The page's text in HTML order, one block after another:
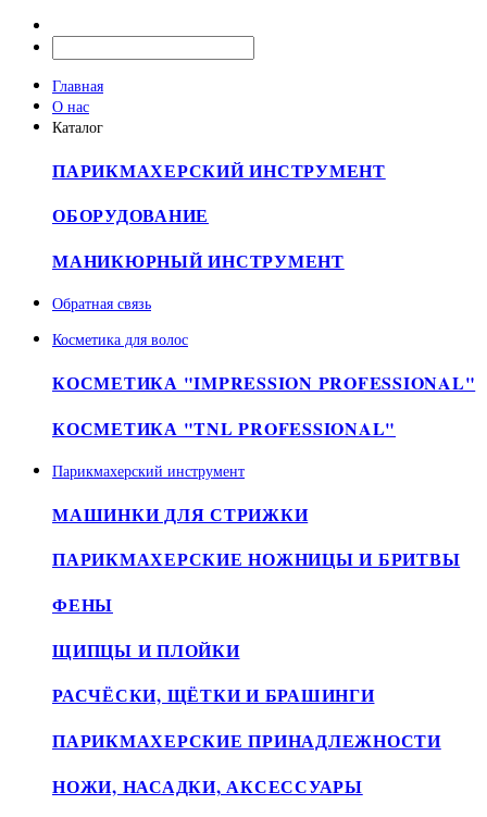
Главная
О нас
Каталог
ПАРИКМАХЕРСКИЙ ИНСТРУМЕНТ
ОБОРУДОВАНИЕ
МАНИКЮРНЫЙ ИНСТРУМЕНТ
Обратная связь
Косметика для волос
КОСМЕТИКА "IMPRESSION PROFESSIONAL"
КОСМЕТИКА "TNL PROFESSIONAL"
Парикмахерский инструмент
МАШИНКИ ДЛЯ СТРИЖКИ
ПАРИКМАХЕРСКИЕ НОЖНИЦЫ И БРИТВЫ
ФЕНЫ
ЩИПЦЫ И ПЛОЙКИ
РАСЧЁСКИ, ЩЁТКИ И БРАШИНГИ
ПАРИКМАХЕРСКИЕ ПРИНАДЛЕЖНОСТИ
НОЖИ, НАСАДКИ, АКСЕССУАРЫ